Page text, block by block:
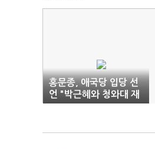
홍문종, 애국당 입당 선
언 "박근혜와 청와대 재
입성"